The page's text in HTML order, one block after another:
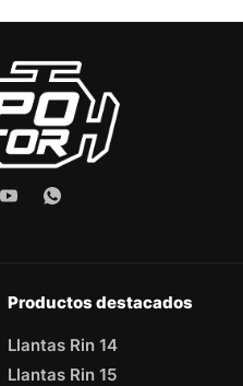
Productos destacados
Llantas Rin 14
Llantas Rin 15